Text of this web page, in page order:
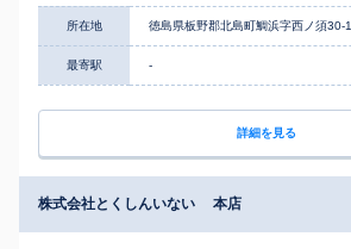
所在地 徳島県板野郡北島町鯛浜字西ノ須30-1
最寄駅 -
詳細を見る
株式会社とくしんいない 本店